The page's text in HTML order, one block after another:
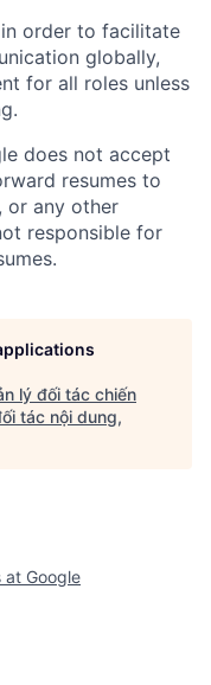
order to facilitate
globally,
for all roles unless
does not accept
resumes to
or any other
responsible for
lý đối tác chiến
tác nội dung,
at Google